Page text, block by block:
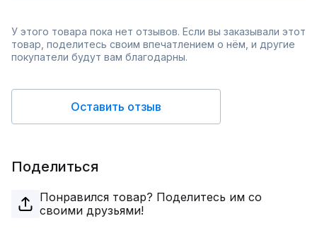
У этого товара пока нет отзывов. Если вы заказывали этот
товар, поделитесь своим впечатлением о нём, и другие
покупатели будут вам благодарны.
Оставить отзыв
Поделиться
Понравился товар? Поделитесь им со
своими друзьями!